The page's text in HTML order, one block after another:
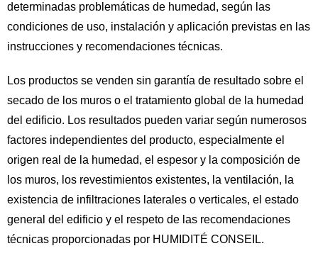
determinadas problemáticas de humedad, según las
condiciones de uso, instalación y aplicación previstas en las
instrucciones y recomendaciones técnicas.
Los productos se venden sin garantía de resultado sobre el
secado de los muros o el tratamiento global de la humedad
del edificio. Los resultados pueden variar según numerosos
factores independientes del producto, especialmente el
origen real de la humedad, el espesor y la composición de
los muros, los revestimientos existentes, la ventilación, la
existencia de infiltraciones laterales o verticales, el estado
general del edificio y el respeto de las recomendaciones
técnicas proporcionadas por HUMIDITÉ CONSEIL.